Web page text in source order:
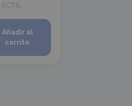
Añadir al
carrito